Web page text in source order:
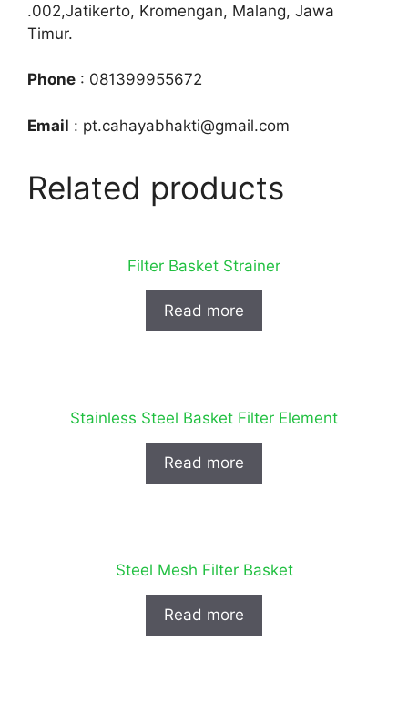
.002,Jatikerto, Kromengan, Malang, Jawa
Timur.
Phone : 081399955672
Email : pt.cahayabhakti@gmail.com
Related products
Filter Basket Strainer
Read more
Stainless Steel Basket Filter Element
Read more
Steel Mesh Filter Basket
Read more